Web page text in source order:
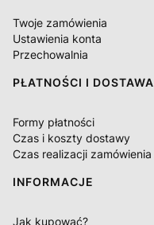
Twoje zamówienia
Ustawienia konta
Przechowalnia
PŁATNOŚCI I DOSTAWA
Formy płatności
Czas i koszty dostawy
Czas realizacji zamówienia
INFORMACJE
Jak kupować?